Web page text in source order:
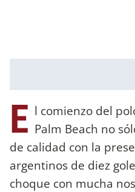
E l comienzo del
Palm Beach no
de calidad con la
argentinos de diez
choque con mucha